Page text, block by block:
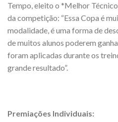
Tempo, eleito o *Melhor
da competição: “Essa Copa é
modalidade, é uma forma de
de muitos alunos poderem
foram aplicadas durante os
grande resultado”.
Premiações Individuais: